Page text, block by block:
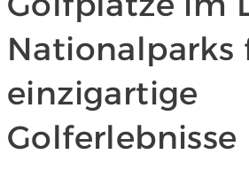
Nationalparks
einzigartige
Golferlebnisse